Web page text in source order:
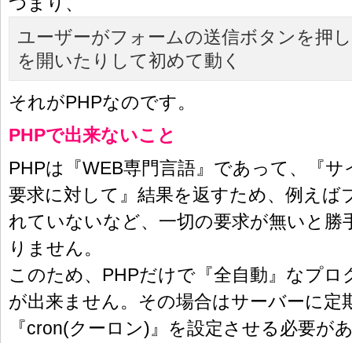
ユーザーがフォームの送信ボタンを押
を開いたりして初めて動く
それがPHPなのです。
PHPで出来ないこと
PHPは『WEB専門言語』であって、『
要求に対して』結果を返すため、例えば
れていないなど、一切の要求が無いと勝
りません。
このため、PHPだけで『全自動』なプロ
が出来ません。その場合はサーバーに定
『cron(クーロン)』を設定させる必要が